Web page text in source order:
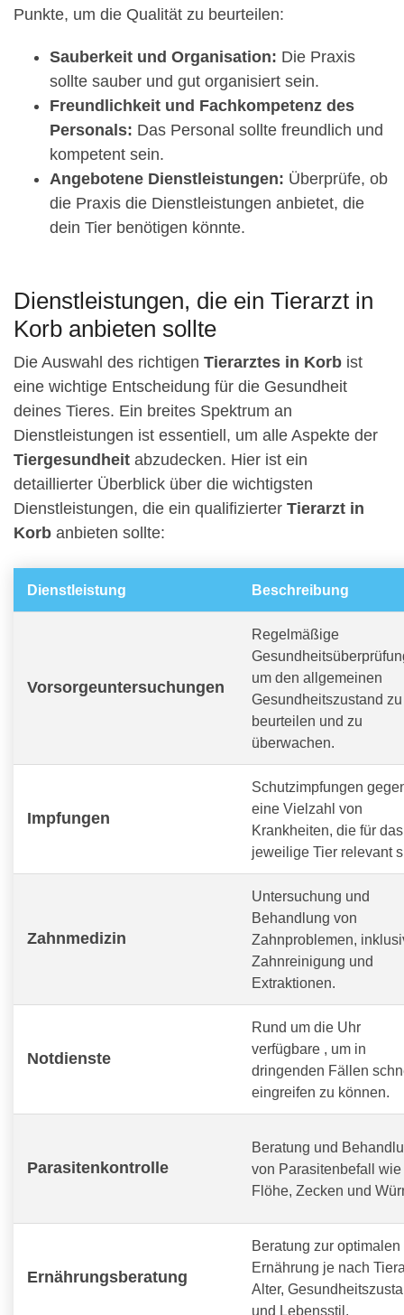
Punkte, um die Qualität zu beurteilen:
Sauberkeit und Organisation: Die Praxis
sollte sauber und gut organisiert sein.
Freundlichkeit und Fachkompetenz des
Personals: Das Personal sollte freundlich und
kompetent sein.
Angebotene Dienstleistungen: Überprüfe, ob
die Praxis die Dienstleistungen anbietet, die
dein Tier benötigen könnte.
Dienstleistungen, die ein Tierarzt in
Korb anbieten sollte
Die Auswahl des richtigen Tierarztes in Korb ist
eine wichtige Entscheidung für die Gesundheit
deines Tieres. Ein breites Spektrum an
Dienstleistungen ist essentiell, um alle Aspekte der
Tiergesundheit abzudecken. Hier ist ein
detaillierter Überblick über die wichtigsten
Dienstleistungen, die ein qualifizierter Tierarzt in
Korb anbieten sollte:
Dienstleistung Beschreibung
Vorsorgeuntersuchungen
Regelmäßige
um den allgemeinen
Gesundheitszustand zu
beurteilen und zu
überwachen.
Impfungen
Schutzimpfungen
eine Vielzahl von
Krankheiten, die für das
jeweilige Tier relevant
Zahnmedizin
Untersuchung und
Behandlung von
Zahnproblemen,
Zahnreinigung und
Extraktionen.
Notdienste
Rund um die Uhr
verfügbare , um in
dringenden Fällen
eingreifen zu können.
Parasitenkontrolle
Beratung und
von Parasitenbefall wie
Flöhe, Zecken und
Ernährungsberatung
Beratung zur optimalen
Ernährung je nach
Alter,
und Lebensstil.